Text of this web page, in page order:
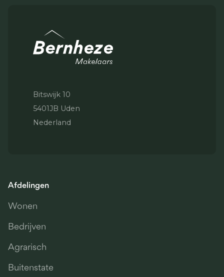
Bitswijk 10
5401JB Uden
Nederland
Afdelingen
Wonen
Bedrijven
Agrarisch
Buitenstate